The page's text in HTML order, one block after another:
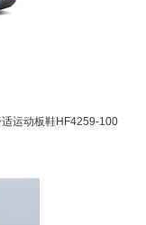
运动板鞋HF4259-100